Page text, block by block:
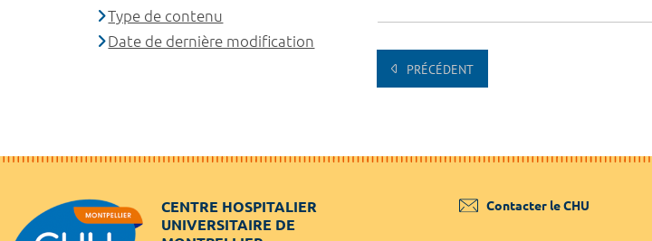
PRÉCÉDENT
Type de contenu
Date de dernière modification
CENTRE HOSPITALIER
UNIVERSITAIRE DE
Contacter le CHU